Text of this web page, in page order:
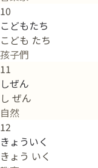
10
こどもたち
こども たち
孩子們
11
しぜん
し ぜん
自然
12
きょういく
きょう いく